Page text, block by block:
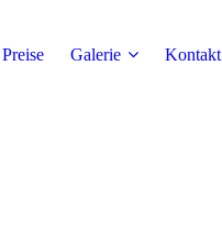
Preise Galerie Kontakt